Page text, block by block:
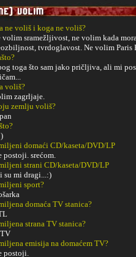
ne voliš i koga ne voliš?
volim sramežljivost, ne volim kada
tvrdoglavost. Ne volim Paris
toga što sam jako pričljiva, ali mi
voliš?
zagrljaje.
zemlju voliš?
domaći CD/kaseta/DVD/LP
postoji. srećom.
strani CD/kaseta/DVD/LP
su mi dragi...:)
sport?
domaća TV stanica?
strana TV stanica?
emisija na domaćem TV?
postoji.